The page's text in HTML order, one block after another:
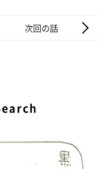
次回の話